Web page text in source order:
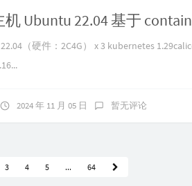
（硬件：2C4G） x 3 kubernetes
2024 年 11 月 05 日 暂无评论
3 4 5 ... 64